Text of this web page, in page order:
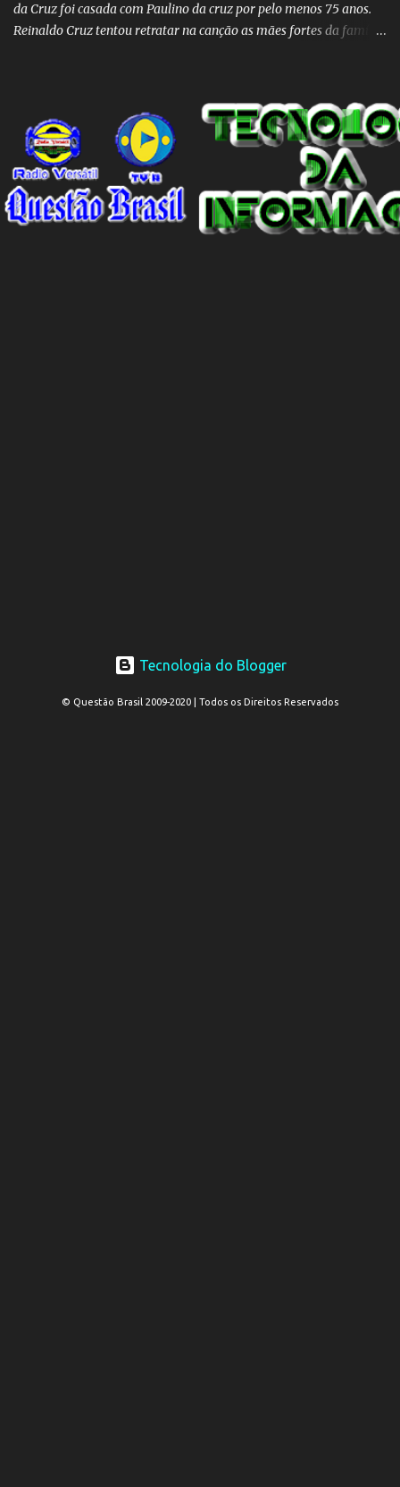
da Cruz foi casada com Paulino da cruz por pelo menos 75 anos.
Reinaldo Cruz tentou retratar na canção as mães fortes da família
Tecnologia do Blogger
© Questão Brasil 2009-2020 | Todos os Direitos Reservados